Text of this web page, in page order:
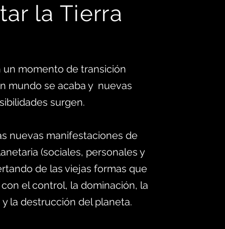
la Tierra
un momento de transición
mundo se acaba y nuevas
surgen.
nuevas manifestaciones de
(sociales, personales y
de las viejas formas que
el control, la dominación, la
la destrucción del planeta.